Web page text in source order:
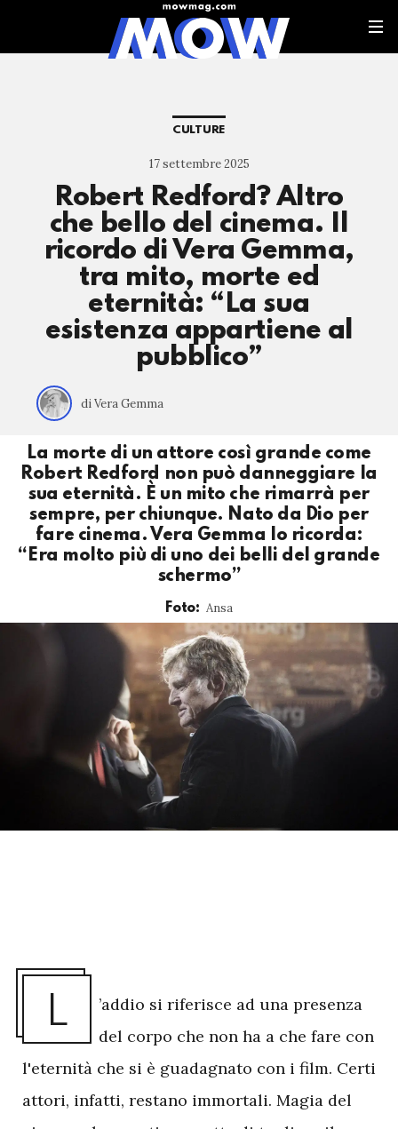
CULTURE
17 settembre 2025
Robert Redford? Altro
che bello del cinema. Il
ricordo di Vera Gemma,
tra mito, morte ed
eternità: “La sua
esistenza appartiene al
pubblico”
di Vera Gemma
La morte di un attore così grande come
Robert Redford non può danneggiare la
sua eternità. È un mito che rimarrà per
sempre, per chiunque. Nato da Dio per
fare cinema. Vera Gemma lo ricorda:
“Era molto più di uno dei belli del grande
schermo”
Foto: Ansa
L
’addio si riferisce ad una presenza
del corpo che non ha a che fare con
l'eternità che si è guadagnato con i film. Certi
attori, infatti, restano immortali. Magia del